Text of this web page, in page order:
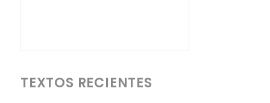
TEXTOS RECIENTES